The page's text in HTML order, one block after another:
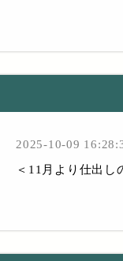
2025-10-09
＜11月より仕